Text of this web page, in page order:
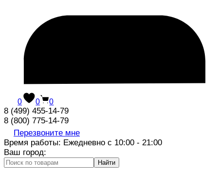
0 0 0
8 (499) 455-14-79
8 (800) 775-14-79
Перезвоните мне
Время работы: Ежедневно с 10:00 - 21:00
Ваш город:
Найти